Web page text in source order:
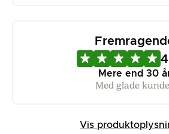
Mere end 30
Med glade
Vis